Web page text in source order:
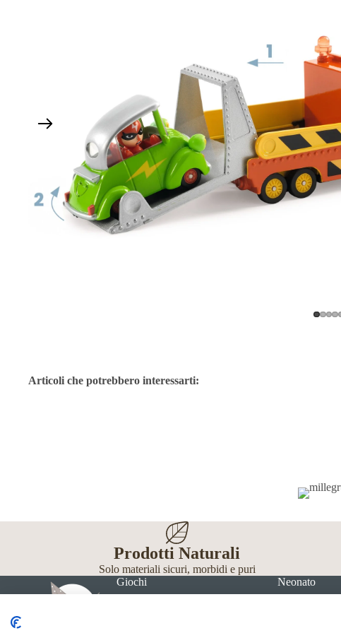
Articoli che potrebbero interessarti:
Prodotti Naturali
Solo materiali sicuri, morbidi e puri
Giochi
Neonato